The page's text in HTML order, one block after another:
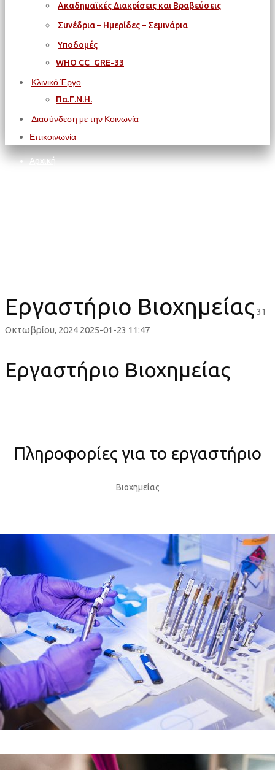
Ακαδημαϊκές Διακρίσεις και Βραβεύσεις
Συνέδρια – Ημερίδες – Σεμινάρια
Υποδομές
WΗΟ CC_GRE-33
Κλινικό Έργο
Πα.Γ.Ν.Η.
Διασύνδεση με την Κοινωνία
Επικοινωνία
Αρχική
Εργαστήριο Βιοχημείας 31
Οκτωβρίου, 2024 2025-01-23 11:47
Εργαστήριο Βιοχημείας
Πληροφορίες για το εργαστήριο
Βιοχημείας